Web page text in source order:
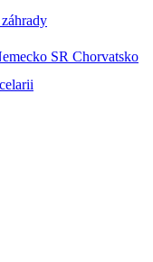
SR Chorvatsko